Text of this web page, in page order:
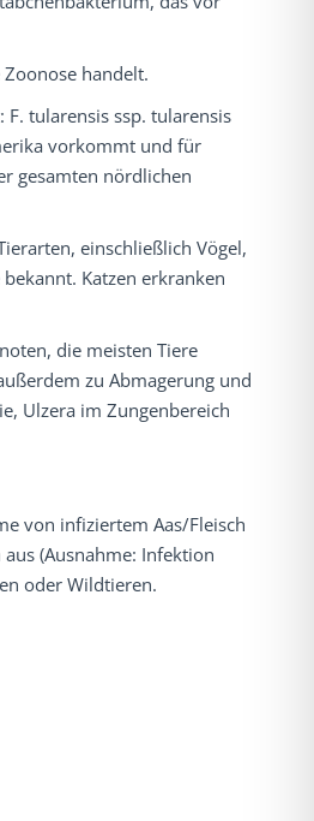
handelt.
F. tularensis ssp. tularensis
vorkommt und für
gesamten nördlichen
einschließlich Vögel,
Katzen erkranken
die meisten Tiere
zu Abmagerung und
Ulzera im Zungenbereich
von infiziertem Aas/Fleisch
(Ausnahme: Infektion
oder Wildtieren.